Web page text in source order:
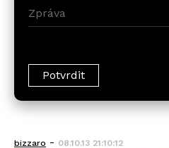
bizzaro - 08.10.13 21:10:12